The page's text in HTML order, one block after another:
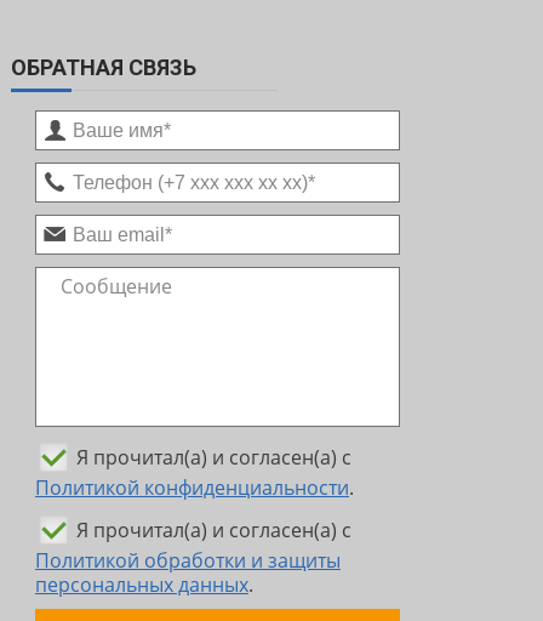
ОБРАТНАЯ СВЯЗЬ
Я прочитал(а) и согласен(а) с
Политикой конфиденциальности.
Я прочитал(а) и согласен(а) с
Политикой обработки и защиты
персональных данных.